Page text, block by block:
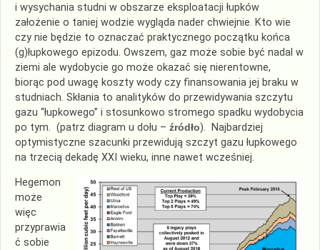
i wysychania studni w obszarze eksploatacji łupków
założenie o taniej wodzie wygląda nader chwiejnie. Kto wie
czy nie będzie to oznaczać praktycznego początku końca
(g)łupkowego epizodu. Owszem, gaz może sobie być nadal w
ziemi ale wydobycie go może okazać się nierentowne,
biorąc pod uwagę koszty wody czy finansowania jej braku w
studniach. Skłania to analityków do przewidywania szczytu
gazu “łupkowego” i stosunkowo stromego spadku wydobycia
po tym. (patrz diagram u dołu – źródło). Najbardziej
optymistyczne szacunki przewidują szczyt gazu łupkowego
na trzecią dekadę XXI wieku, inne nawet wcześniej.
Hegemon
może
więc
przyprawia
ć sobie